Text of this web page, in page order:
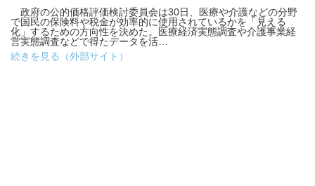
政府の公的価格評価検討委員会は30日、医療や介護などの分野
で国民の保険料や税金が効率的に使用されているかを「見える
化」するための方向性を決めた。医療経済実態調査や介護事業経
営実態調査などで得たデータを活…
続きを見る（外部サイト）